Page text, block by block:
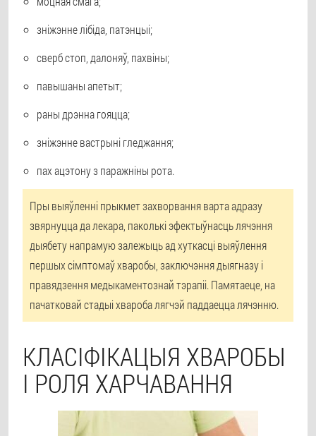
зніжэнне лібіда, патэнцыі;
сверб стоп, далоняў, пахвіны;
павышаны апетыт;
раны дрэнна гояцца;
зніжэнне вастрыні гледжання;
пах ацэтону з паражніны рота.
Пры выяўленні прыкмет захворвання варта адразу
звярнуцца да лекара, паколькі эфектыўнасць лячэння
дыябету напрамую залежыць ад хуткасці выяўлення
першых сімптомаў хваробы, заключэння дыягназу і
правядзення медыкаментознай тэрапіі. Памятаеце, на
пачатковай стадыі хвароба лягчэй паддаецца лячэнню.
КЛАСІФІКАЦЫЯ ХВАРОБЫ
І РОЛЯ ХАРЧАВАННЯ